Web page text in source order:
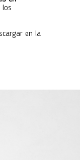
los
en la